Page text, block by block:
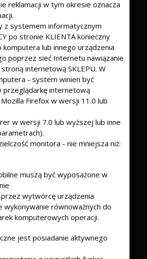
reklamacji w tym okresie oznacza
z systemem informatycznym
po stronie KLIENTA konieczny
lub innego urządzenia
poprzez sieć Internetu nawiązanie
internetową SKLEPU. W
- system winien być
przeglądarkę internetową
Firefox w wersji 11.0 lub
w wersji 7.0 lub wyższej lub inne
monitora - nie mniejsza niż:
muszą być wyposażone w
wytwórcę urządzenia
wykonywanie równoważnych do
komputerowych operacji.
jest posiadanie aktywnego